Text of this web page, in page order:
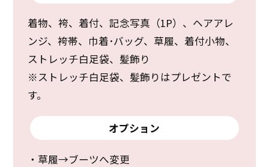
着物、袴、着付、記念写真（1P）、ヘアアレ
ンジ、袴帯、巾着･バッグ、草履、着付小物、
ストレッチ白足袋、髪飾り
※ストレッチ白足袋、髪飾りはプレゼントで
す。
オプション
・草履→ブーツへ変更